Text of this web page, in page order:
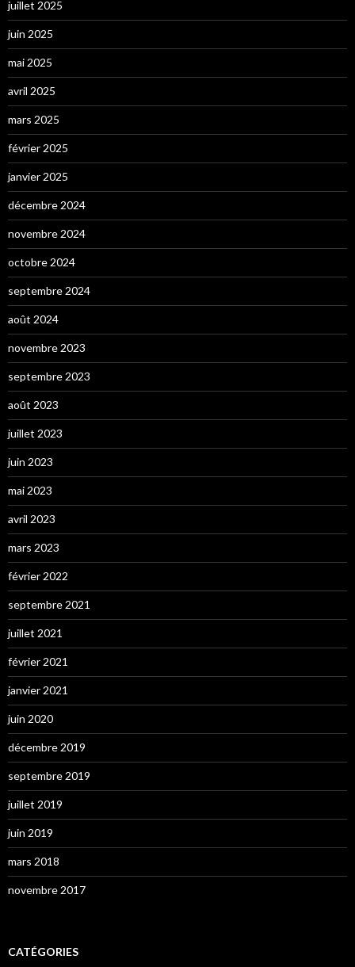
juillet 2025
juin 2025
mai 2025
avril 2025
mars 2025
février 2025
janvier 2025
décembre 2024
novembre 2024
octobre 2024
septembre 2024
août 2024
novembre 2023
septembre 2023
août 2023
juillet 2023
juin 2023
mai 2023
avril 2023
mars 2023
février 2022
septembre 2021
juillet 2021
février 2021
janvier 2021
juin 2020
décembre 2019
septembre 2019
juillet 2019
juin 2019
mars 2018
novembre 2017
CATÉGORIES